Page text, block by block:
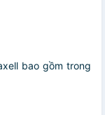
bao gồm trong